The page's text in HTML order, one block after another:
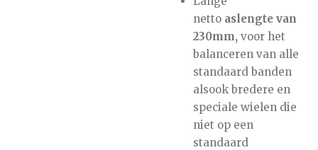
netto aslengte van
230mm,voor het
balanceren van alle
standaard banden
alsook bredere en
speciale wielen die
niet op een
standaard